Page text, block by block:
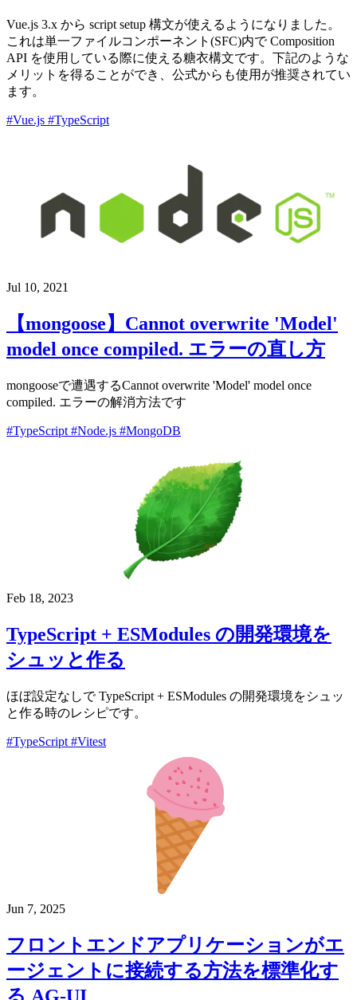
Vue.js 3.x から script setup 構文が使えるようになりました。
これは単一ファイルコンポーネント(SFC)内で Composition
API を使用している際に使える糖衣構文です。下記のような
メリットを得ることができ、公式からも使用が推奨されてい
ます。
#Vue.js #TypeScript
Jul 10, 2021
【mongoose】Cannot overwrite 'Model'
model once compiled. エラーの直し方
mongooseで遭遇するCannot overwrite 'Model' model once
compiled. エラーの解消方法です
#TypeScript #Node.js #MongoDB
Feb 18, 2023
TypeScript + ESModules の開発環境を
シュッと作る
ほぼ設定なしで TypeScript + ESModules の開発環境をシュッ
と作る時のレシピです。
#TypeScript #Vitest
Jun 7, 2025
フロントエンドアプリケーションがエ
ージェントに接続する方法を標準化す